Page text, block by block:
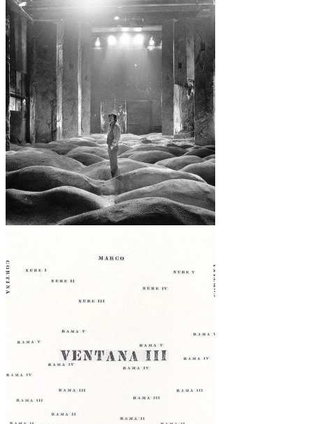
VIAJE A ÁVILA
2 ATMÓSFERAS